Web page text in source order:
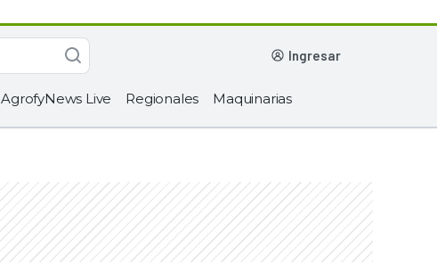
ingresar
AgrofyNews Live Regionales Maquinarias